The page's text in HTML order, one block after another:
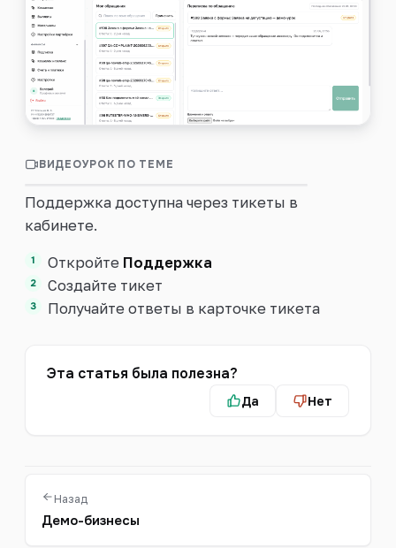
ВИДЕОУРОК ПО ТЕМЕ
Как написать в поддержку
Поддержка доступна через тикеты в
кабинете.
Откройте Поддержка
Создайте тикет
Получайте ответы в карточке тикета
Эта статья была полезна?
Да Нет
Назад
Демо-бизнесы